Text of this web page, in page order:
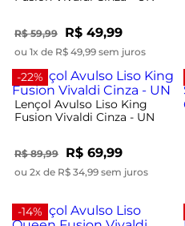
R$ 59,99 R$ 49,99
ou 1x de R$ 49,99 sem juros
-22%
Lençol Avulso Liso King
Fusion Vivaldi Cinza - UN
R$ 89,99 R$ 69,99
ou 2x de R$ 34,99 sem juros
-14%